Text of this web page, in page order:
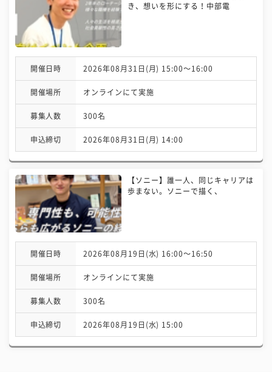
き、想いを形にする！中部電
開催日時 2026年08月31日(月) 15:00〜16:00
開催場所 オンラインにて実施
募集人数 300名
申込締切 2026年08月31日(月) 14:00
【ソニー】誰一人、同じキャリアは
歩まない。ソニーで描く、
開催日時 2026年08月19日(水) 16:00〜16:50
開催場所 オンラインにて実施
募集人数 300名
申込締切 2026年08月19日(水) 15:00